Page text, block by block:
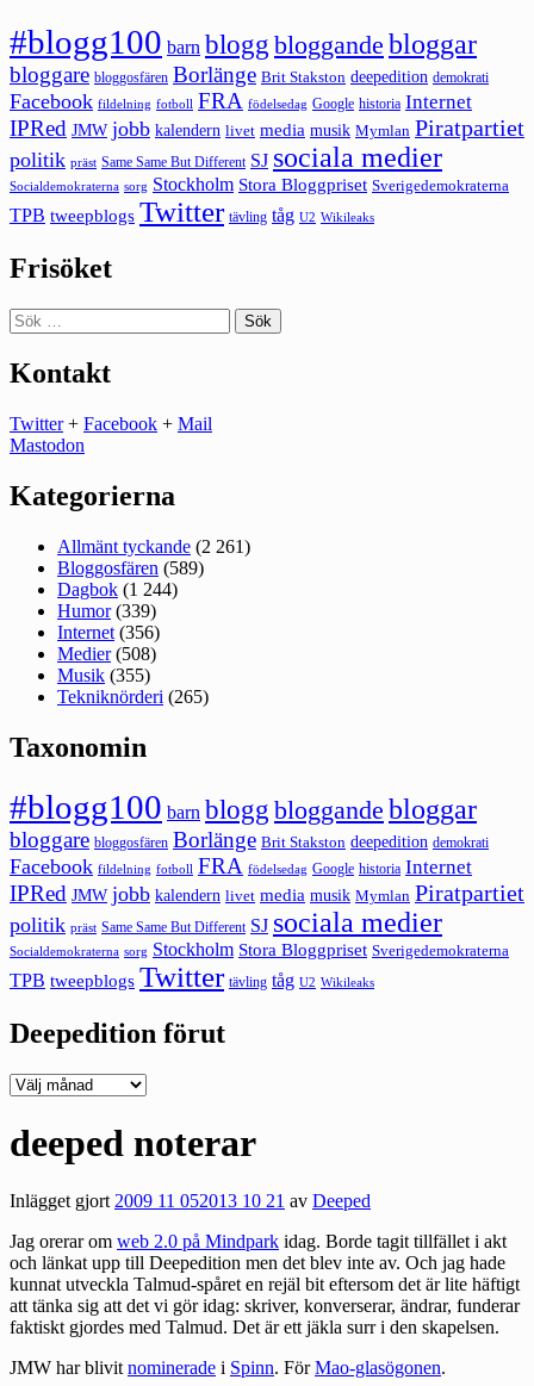
#blogg100 barn blogg bloggande bloggar
bloggare bloggosfären Borlänge Brit Stakston deepedition demokrati
Facebook fildelning fotboll FRA födelsedag Google historia Internet
IPRed JMW jobb kalendern livet media musik Mymlan Piratpartiet
politik präst Same Same But Different SJ sociala medier
Socialdemokraterna sorg Stockholm Stora Bloggpriset Sverigedemokraterna
TPB tweepblogs Twitter tävling tåg U2 Wikileaks
Frisöket
Sök
efter:
Kontakt
Twitter+ Facebook + Mail
Mastodon
Kategorierna
Allmänt tyckande (2 261)
Bloggosfären (589)
Dagbok (1 244)
Humor(339)
Internet (356)
Medier(508)
Musik (355)
Tekniknörderi (265)
Taxonomin
#blogg100 barn blogg bloggande bloggar
bloggare bloggosfären Borlänge Brit Stakston deepedition demokrati
Facebook fildelning fotboll FRA födelsedag Google historia Internet
IPRed JMW jobb kalendern livet media musik Mymlan Piratpartiet
politik präst Same Same But Different SJ sociala medier
Socialdemokraterna sorg Stockholm Stora Bloggpriset Sverigedemokraterna
TPB tweepblogs Twitter tävling tåg U2 Wikileaks
Deepedition förut
Deepedition
deeped noterar
Inlägget gjort2009 11 052013 10 21 av Deeped
Jag orerar om web 2.0 på Mindpark idag. Borde tagit tillfället i akt
och länkat upp till Deepedition men det blev inte av. Och jag hade
kunnat utveckla Talmud-spåret en rejäl bit eftersom det är lite häftigt
att tänka sig att det vi gör idag: skriver, konverserar, ändrar, funderar
faktiskt gjordes med Talmud. Det är ett jäkla surr i den skapelsen.
JMW har blivitnominerade i Spinn. FörMao-glasögonen.